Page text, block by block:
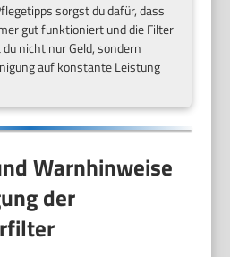
sorgst du dafür, dass
gut funktioniert und die Filter
nicht nur Geld, sondern
auf konstante Leistung
Warnhinweise
der